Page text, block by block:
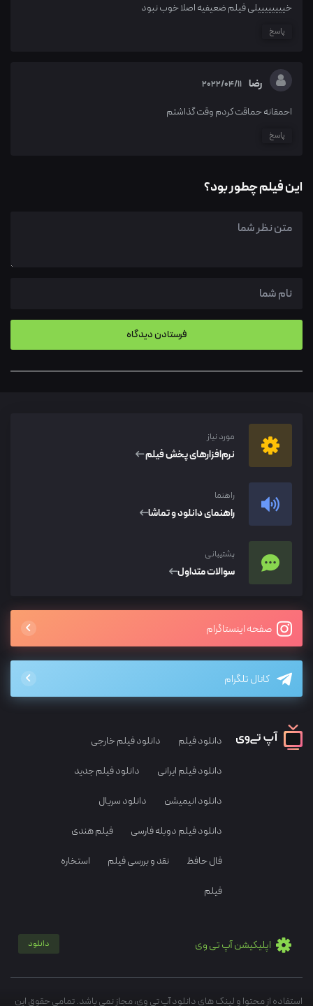
خییییییییلی فیلم ضعیفیه اصلا خوب نبود
پاسخ
رضا 2022/04/11
احمقانه حماقت کردم وقت گذاشتم
پاسخ
این فیلم چطور بود؟
مورد نیاز
نرم‌افزار‌های پخش فیلم
راهنما
راهنمای دانلود و تماشا
پشتیبانی
سوالات متداول
صفحه اینستاگرام
کانال تلگرام
دانلود فیلم دانلود فیلم خارجی
دانلود فیلم ایرانی دانلود فیلم جدید
دانلود انیمیشن دانلود سریال
دانلود فیلم دوبله فارسی فیلم هندی
فال حافظ نقد و بررسی فیلم استخاره
فیلم
اپلیکیشن آپ تی وی دانلود
استفاده از محتوا و لینک های دانلود آپ تی وی، مجاز نمی باشد. تمامی حقوق این